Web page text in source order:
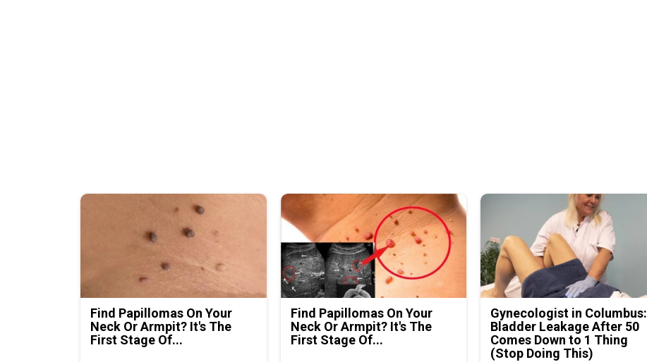
Find Papillomas On Your
Neck Or Armpit? It's The
First Stage Of...
Find Papillomas On Your
Neck Or Armpit? It's The
First Stage Of...
Gynecologist in Columbus:
Bladder Leakage After 50
Comes Down to 1 Thing
(Stop Doing This)